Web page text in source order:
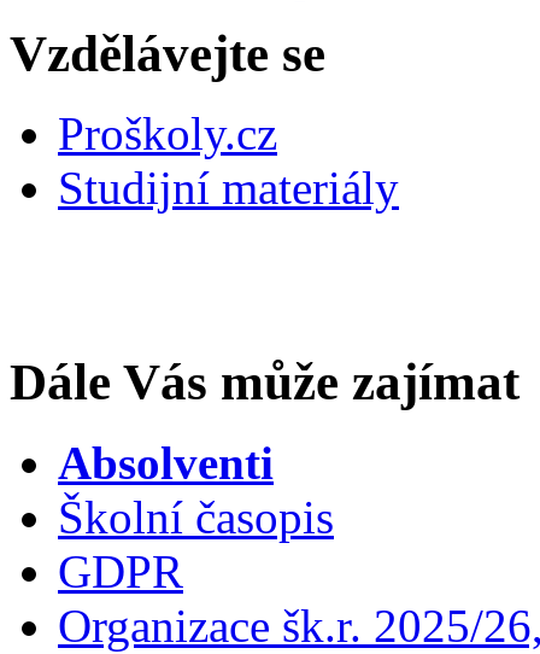
Vzdělávejte se
Proškoly.cz
Studijní materiály
Dále Vás může zajímat
Absolventi
Školní časopis
GDPR
Organizace šk.r. 2025/